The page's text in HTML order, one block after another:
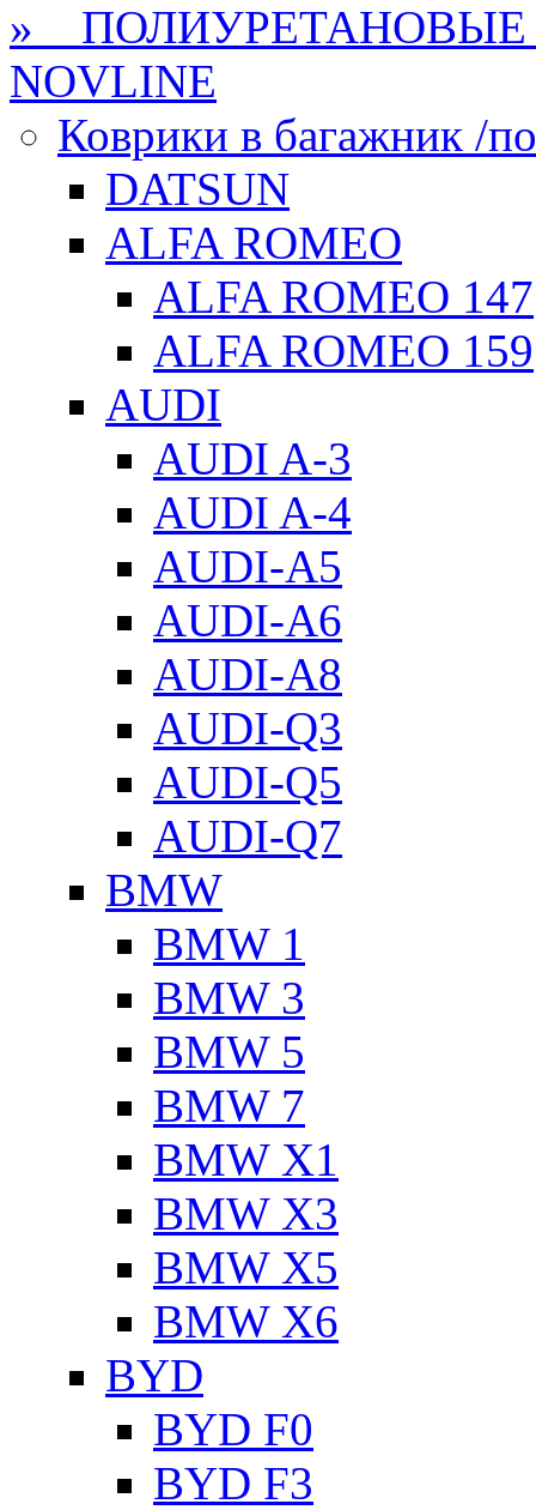
» ПОЛИУРЕТАНОВЫЕ
NOVLINE
Коврики в багажник /
DATSUN
ALFA ROMEO
ALFA ROMEO 147
ALFA ROMEO 159
AUDI
AUDI A-3
AUDI A-4
AUDI-A5
AUDI-A6
AUDI-A8
AUDI-Q3
AUDI-Q5
AUDI-Q7
BMW
BMW 1
BMW 3
BMW 5
BMW 7
BMW X1
BMW X3
BMW X5
BMW X6
BYD
BYD F0
BYD F3